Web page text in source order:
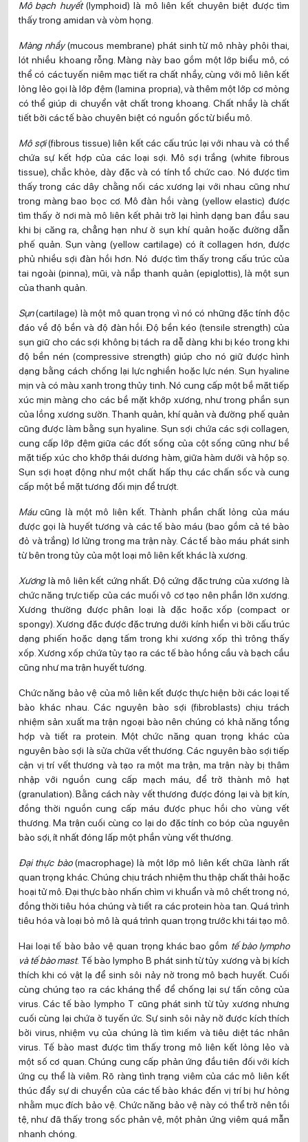
Mô bạch huyết(lymphoid) là mô liên kết chuyên biệt được tìm
thấy trong amidan và vòm họng.
Màng nhầy(mucous membrane) phát sinh từ mô nhày phôi thai,
lót nhiều khoang rỗng. Màng này bao gồm một lớp biểu mô, có
thể có các tuyến niêm mạc tiết ra chất nhầy, cùng với mô liên kết
lỏng lẻo gọi là lớp đệm (lamina propria), và thêm một lớp cơ mỏng
có thể giúp di chuyển vật chất trong khoang. Chất nhầy là chất
tiết bởi các tế bào chuyên biệt có nguồn gốc từ biểu mô.
Mô sợi(fibrous tissue) liên kết các cấu trúc lại với nhau và có thể
chứa sự kết hợp của các loại sợi. Mô sợi trắng (white fibrous
tissue), chắc khỏe, dày đặc và có tính tổ chức cao. Nó được tìm
thấy trong các dây chằng nối các xương lại với nhau cũng như
trong màng bao bọc cơ. Mô đàn hồi vàng (yellow elastic) được
tìm thấy ở nơi mà mô liên kết phải trở lại hình dạng ban đầu sau
khi bị căng ra, chẳng hạn như ở sụn khí quản hoặc đường dẫn
phế quản. Sụn vàng (yellow cartilage) có ít collagen hơn, được
phủ nhiều sợi đàn hồi hơn. Nó được tìm thấy trong cấu trúc của
tai ngoài (pinna), mũi, và nắp thanh quản (epiglottis), là một sụn
của thanh quản.
Sụn(cartilage) là một mô quan trọng vì nó có những đặc tính độc
đáo về độ bền và độ đàn hồi. Độ bền kéo (tensile strength) của
sụn giữ cho các sợi không bị tách ra dễ dàng khi bị kéo trong khi
độ bền nén (compressive strength) giúp cho nó giữ được hình
dạng bằng cách chống lại lực nghiền hoặc lực nén. Sụn hyaline
mịn và có màu xanh trong thủy tinh. Nó cung cấp một bề mặt tiếp
xúc mịn màng cho các bề mặt khớp xương, như trong phần sụn
của lồng xương sườn. Thanh quản, khí quản và đường phế quản
cũng được làm bằng sụn hyaline. Sụn sợi chứa các sợi collagen,
cung cấp lớp đệm giữa các đốt sống của cột sống cũng như bề
mặt tiếp xúc cho khớp thái dương hàm, giữa hàm dưới và hộp sọ.
Sụn sợi hoạt động như một chất hấp thụ các chấn sốc và cung
cấp một bề mặt tương đối mịn để trượt.
Máucũng là một mô liên kết. Thành phần chất lỏng của máu
được gọi là huyết tương và các tế bào máu (bao gồm cả té bào
đỏ và trắng) lơ lửng trong ma trận này. Các tế bào máu phát sinh
từ bên trong tủy của một loại mô liên kết khác là xương.
Xươnglà mô liên kết cứng nhất. Độ cứng đặc trưng của xương là
chức năng trực tiếp của các muối vô cơ tạo nên phần lớn xương.
Xương thường được phân loại là đặc hoặc xốp (compact or
spongy). Xương đặc được đặc trưng dưới kính hiển vi bởi cấu trúc
dạng phiến hoặc dạng tấm trong khi xương xốp thì trông thấy
xốp. Xương xốp chứa tủy tạo ra các tế bào hồng cầu và bạch cầu
cũng như ma trận huyết tương.
Chức năng bảo vệ của mô liên kết được thực hiện bởi các loại tế
bào khác nhau. Các nguyên bào sợi (fibroblasts) chịu trách
nhiệm sản xuất ma trận ngoại bào nên chúng có khả năng tổng
hợp và tiết ra protein. Một chức năng quan trọng khác của
nguyên bào sợi là sửa chữa vết thương. Các nguyên bào sợi tiếp
cận vị trí vết thương và tạo ra một ma trận, ma trận này bị thâm
nhập với nguồn cung cấp mạch máu, để trở thành mô hạt
(granulation). Bằng cách này vết thương được đóng lại và bịt kín,
đồng thời nguồn cung cấp máu được phục hồi cho vùng vết
thương. Ma trận cuối cùng co lại do đặc tính co bóp của nguyên
bào sợi, ít nhất đóng lấp một phần vùng vết thương.
Đại thực bào(macrophage) là một lớp mô liên kết chữa lành rất
quan trọng khác. Chúng chịu trách nhiệm thu thập chất thải hoặc
hoại tử mô. Đại thực bào nhấn chìm vi khuẩn và mô chết trong nó,
đồng thời tiêu hóa chúng và tiết ra các protein hòa tan. Quá trình
tiêu hóa và loại bỏ mô là quá trình quan trọng trước khi tái tạo mô.
Hai loại tế bào bảo vệ quan trọng khác bao gồm tế bào lympho
và tế bào mast. Tế bào lympho B phát sinh từ tủy xương và bị kích
thích khi có vật lạ để sinh sôi nảy nở trong mô bạch huyết. Cuối
cùng chúng tạo ra các kháng thể để chống lại sự tấn công của
virus. Các tế bào lympho T cũng phát sinh từ tủy xương nhưng
cuối cùng lại chứa ở tuyến ức. Sự sinh sôi nảy nở được kích thích
bởi virus, nhiệm vụ của chúng là tìm kiếm và tiêu diệt tác nhân
virus. Tế bào mast được tìm thấy trong mô liên kết lỏng lẻo và
một số cơ quan. Chúng cung cấp phản ứng đầu tiên đối với kích
ứng cụ thể là viêm. Rõ ràng tình trạng viêm của các mô liên kết
thúc đẩy sự di chuyển của các tế bào khác đến vị trí bị hư hỏng
nhằm mục đích bảo vệ. Chức năng bảo vệ này có thể trở nên tồi
tệ, như đã thấy trong sốc phản vệ, một phản ứng viêm quá mẫn
nhanh chóng.